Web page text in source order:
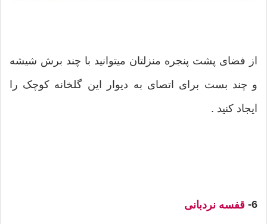
از فضای پشت پنجره منزلتان میتوانید با چند برش شیشه
و چند بست برای اتصای به دیوار این گلخانه کوچک را
ایجاد کنید .
6- قفسه نردبانی